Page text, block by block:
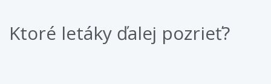
Ktoré letáky ďalej pozrieť?